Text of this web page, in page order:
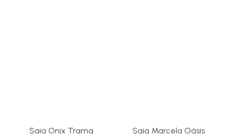
Saia Onix Trama Saia Marcela Oásis